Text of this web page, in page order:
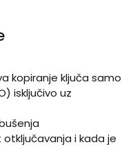
kopiranje ključa samo
isključivo uz
i kada je